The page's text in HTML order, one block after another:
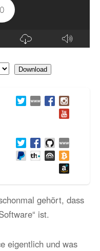
Download
gehört, dass
ist.
eigentlich und was